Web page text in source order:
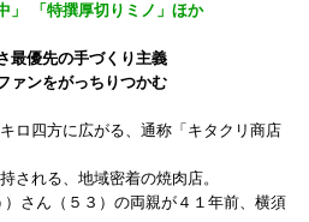
」 「特撰厚切りミノ」ほか
最優先の手づくり主義
ァンをがっちりつかむ
ロ四方に広がる、通称「キタクリ商店
される、地域密着の焼肉店。
さん（５３）の両親が４１年前、横須